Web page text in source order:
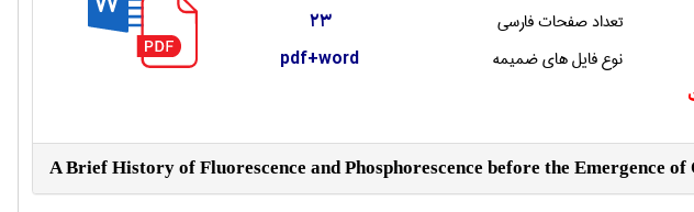
تعداد صفحات فارسی 23
نوع فایل های ضمیمه pdf+word
A Brief History of Fluorescence and Phosphorescence before the Emergence